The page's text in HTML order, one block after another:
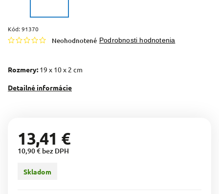
Kód:91370
Neohodnotené Podrobnosti hodnotenia
Rozmery: 19 x 10 x 2 cm
Detailné informácie
13,41 €
10,90 € bez DPH
Skladom